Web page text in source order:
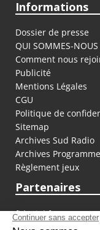
Informations
Dossier de presse
QUI SOMMES-NOUS
Comment nous
Publicité
Mentions Légales
CGU
Politique de
Sitemap
Archives Sud Radio
Archives
Règlement jeux
Partenaires
fiducial.fr